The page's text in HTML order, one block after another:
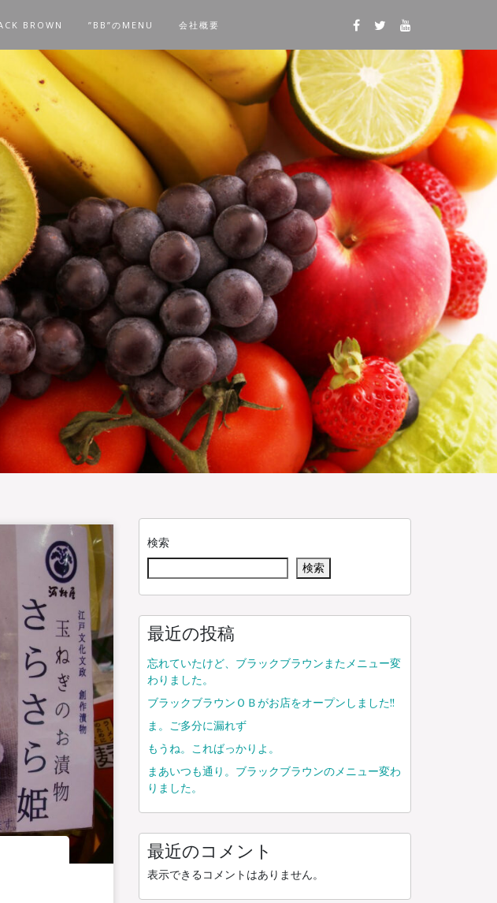
BROWN ”BB”のMENU 会社概要
検索
検索
最近の投稿
忘れていたけど、ブラックブラウンまたメニュー変
わりました。
ブラックブラウンＯＢがお店をオープンしました!!
ま。ご多分に漏れず
もうね。こればっかりよ。
まあいつも通り。ブラックブラウンのメニュー変わ
りました。
最近のコメント
表示できるコメントはありません。